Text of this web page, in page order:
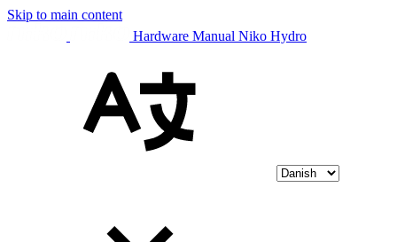
Skip to main content
Hardware Manual Niko Hydro